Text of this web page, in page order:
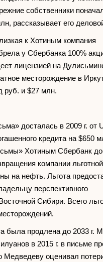
собственники
рассказывает его
к Хотиным компания
у Сбербанка 100%
лицензией на
месторождение в
руб. и $27 млн.
досталась в 2009 г. от
кредита на $650
Хотиным Сбербанк
компании льготной
на нефть. Льгота
перспективного
Сибири. Всего
была продлена до 2033 г.
в 2015 г. в письме
Медведеву оценивал